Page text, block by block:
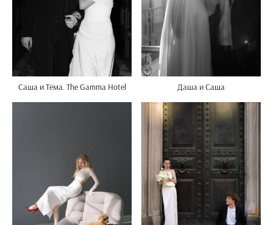
Саша и Тёма. The Gamma Hotel Даша и Саша